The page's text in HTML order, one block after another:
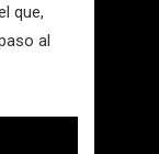
que,
al